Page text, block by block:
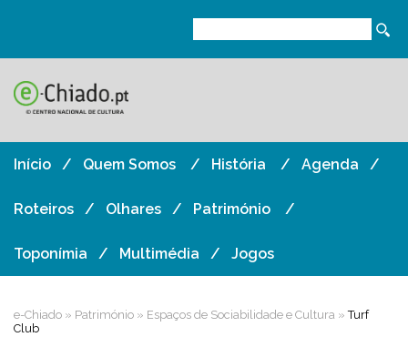
Início Quem Somos História Agenda
Roteiros Olhares Património
Toponímia Multimédia Jogos
e-Chiado » Património » Espaços de Sociabilidade e Cultura »Turf
Club